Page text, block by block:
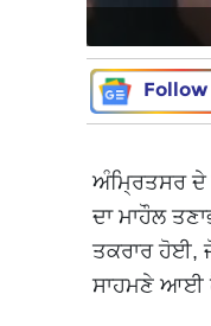
Follow
ਅੰਮ੍ਰਿਤਸਰ ਦੇ
ਦਾ ਮਾਹੌਲ
ਤਕਰਾਰ ਹੋਈ,
ਸਾਹਮਣੇ ਆਈ